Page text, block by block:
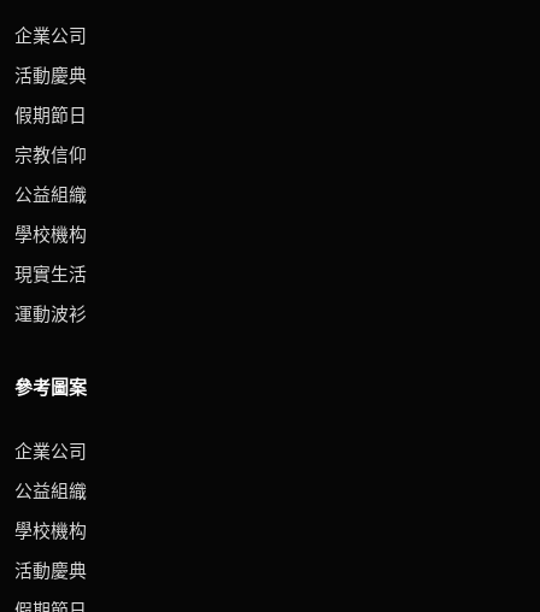
企業公司
活動慶典
假期節日
宗教信仰
公益組織
學校機构
現實生活
運動波衫
參考圖案
企業公司
公益組織
學校機构
活動慶典